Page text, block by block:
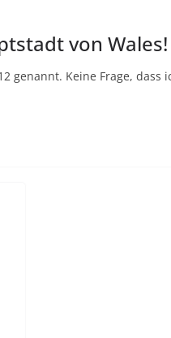
von Wales!
genannt. Keine Frage,